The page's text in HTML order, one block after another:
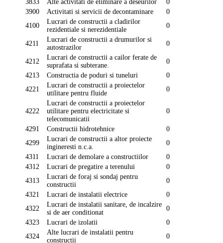
3833
Alte activitati de eliminare a deseurilor
0
3900
Activitati si servicii de decontaminare
0
4100
Lucrari de constructii a cladirilor
rezidentiale si nerezidentiale
0
4211
Lucrari de constructii a drumurilor si
autostrazilor
0
4212
Lucrari de constructii a cailor ferate de
suprafata si subterane.
0
4213
Constructia de poduri si tuneluri
0
4221
Lucrari de constructii a proiectelor
utilitare pentru fluide
0
4222
Lucrari de constructii a proiectelor
utilitare pentru electricitate si
telecomunicatii
0
4291 Constructii hidrotehnice
0
4299
Lucrari de constructii a altor proiecte
ingineresti n.c.a.
0
4311
Lucrari de demolare a constructiilor
0
4312
Lucrari de pregatire a terenului
0
4313
Lucrari de foraj si sondaj pentru
constructii
0
4321
Lucrari de instalatii electrice
0
4322
Lucrari de instalatii sanitare, de incalzire
si de aer conditionat
0
4323
Lucrari de izolatii
0
4324
Alte lucrari de instalatii pentru
constructii
0